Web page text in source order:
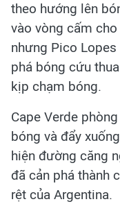
theo hướng lên
vào vòng cấm
nhưng Pico Lopes
phá bóng cứu
kịp chạm bóng.
Cape Verde
bóng và đẩy
hiện đường căng
đã cản phá thành
rệt của Argentina.